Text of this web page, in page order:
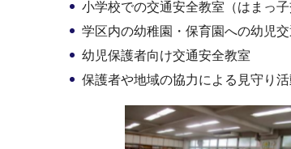
小学校での交通安全教室（はまっ子
学区内の幼稚園・保育園への幼児
幼児保護者向け交通安全教室
保護者や地域の協力による見守り